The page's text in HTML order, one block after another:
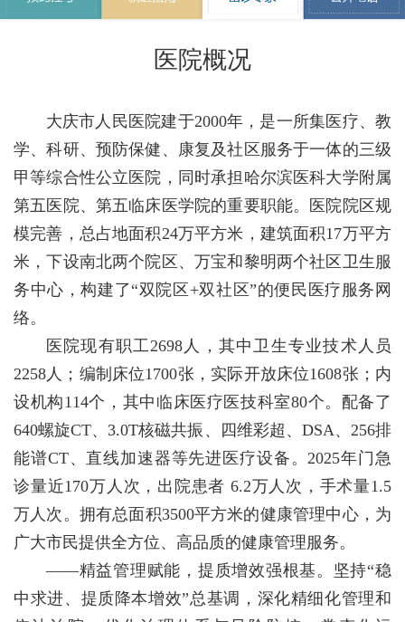
医院概况
大庆市人民医院建于2000年，是一所集医疗、教
学、科研、预防保健、康复及社区服务于一体的三级
甲等综合性公立医院，同时承担哈尔滨医科大学附属
第五医院、第五临床医学院的重要职能。医院院区规
模完善，总占地面积24万平方米，建筑面积17万平方
米，下设南北两个院区、万宝和黎明两个社区卫生服
务中心，构建了“双院区+双社区”的便民医疗服务网
络。
医院现有职工2698人，其中卫生专业技术人员
2258人；编制床位1700张，实际开放床位1608张；内
设机构114个，其中临床医疗医技科室80个。配备了
640螺旋CT、3.0T核磁共振、四维彩超、DSA、256排
能谱CT、直线加速器等先进医疗设备。2025年门急
诊量近170万人次，出院患者 6.2万人次，手术量1.5
万人次。拥有总面积3500平方米的健康管理中心，为
广大市民提供全方位、高品质的健康管理服务。
——精益管理赋能，提质增效强根基。坚持“稳
中求进、提质降本增效”总基调，深化精细化管理和